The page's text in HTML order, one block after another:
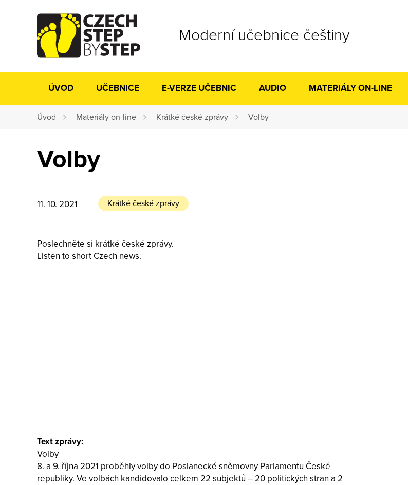
Moderní učebnice češtiny
ÚVOD UČEBNICE E-VERZE UČEBNIC AUDIO MATERIÁLY ON-LINE
Úvod Materiály on-line Krátké české zprávy Volby
Volby
11. 10. 2021 Krátké české zprávy
Poslechněte si krátké české zprávy.
Listen to short Czech news.
Text zprávy:
Volby
8. a 9. října 2021 proběhly volby do Poslanecké sněmovny Parlamentu České
republiky. Ve volbách kandidovalo celkem 22 subjektů – 20 politických stran a 2